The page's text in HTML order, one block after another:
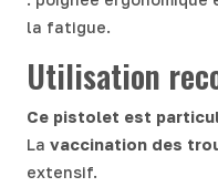
la fatigue.
Utilisation
Ce pistolet est
La vaccination des
extensif.